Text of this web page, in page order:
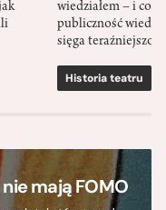
wiedziałem – i co
publiczność
sięga
Historia teatru
mają FOMO